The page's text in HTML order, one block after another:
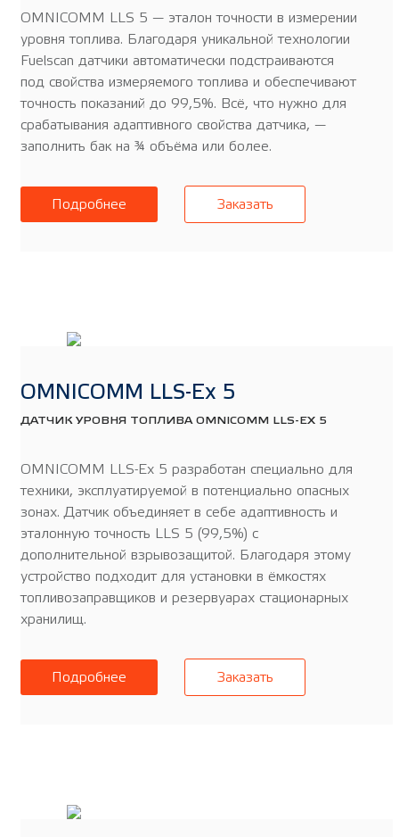
OMNICOMM LLS 5 — эталон точности в измерении
уровня топлива. Благодаря уникальной технологии
Fuelscan датчики автоматически подстраиваются
под свойства измеряемого топлива и обеспечивают
точность показаний до 99,5%. Всё, что нужно для
срабатывания адаптивного свойства датчика, —
заполнить бак на ¾ объёма или более.
Подробнее Заказать
OMNICOMM LLS-Ex 5
ДАТЧИК УРОВНЯ ТОПЛИВА OMNICOMM LLS-EX 5
OMNICOMM LLS-Ex 5 разработан специально для
техники, эксплуатируемой в потенциально опасных
зонах. Датчик объединяет в себе адаптивность и
эталонную точность LLS 5 (99,5%) с
дополнительной взрывозащитой. Благодаря этому
устройство подходит для установки в ёмкостях
топливозаправщиков и резервуарах стационарных
хранилищ.
Подробнее Заказать